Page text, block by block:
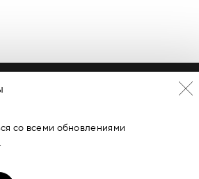
конфиденциальности
DverProf, 2021-2026Материалы сайта
авторского права. Запрещается
любое использование
№5351-1 “ОБ АВТОРСКОМ ПРАВЕ И
со всеми обновлениями